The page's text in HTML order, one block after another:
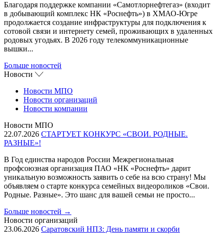
Благодаря поддержке компании «Самотлорнефтегаз» (входит
в добывающий комплекс НК «Роснефть») в ХМАО-Югре
продолжается создание инфраструктуры для подключения к
сотовой связи и интернету семей, проживающих в удаленных
родовых угодьях. В 2026 году телекоммуникационные
вышки...
Больше новостей
Новости
Новости МПО
Новости организаций
Новости компании
Новости МПО
22.07.2026 СТАРТУЕТ КОНКУРС «СВОИ. РОДНЫЕ.
РАЗНЫЕ»!
В Год единства народов России Межрегиональная
профсоюзная организация ПАО «НК «Роснефть» дарит
уникальную возможность заявить о себе на всю страну! Мы
объявляем о старте конкурса семейных видеороликов «Свои.
Родные. Разные». Это шанс для вашей семьи не просто...
Больше новостей →
Новости организаций
23.06.2026 Саратовский НПЗ: День памяти и скорби